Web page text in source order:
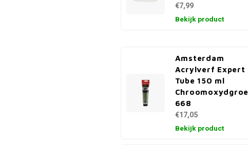
€7,99
Bekijk product
Amsterdam
Acrylverf Expert
Tube 150 ml
668
€17,05
Bekijk product